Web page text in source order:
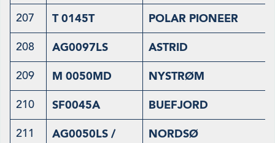
207 T 0145T POLAR PIONEER
208 AG0097LS ASTRID
209 M 0050MD NYSTRØM
210 SF0045A BUEFJORD
211
AG0050LS /
NORDSØ